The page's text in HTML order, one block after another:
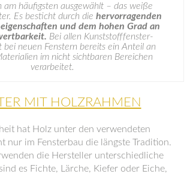
am häufigsten ausgewählt – das weiße
Es besticht durch die hervorragenden
und dem hohen Grad an
Bei allen Kunststofffenster-
bei neuen Fenstern bereits ein Anteil an
im nicht sichtbaren Bereichen
verarbeitet.
MIT HOLZRAHMEN
hat Holz unter den verwendeten
nur im Fensterbau die längste Tradition.
die Hersteller unterschiedliche
es Fichte, Lärche, Kiefer oder Eiche,